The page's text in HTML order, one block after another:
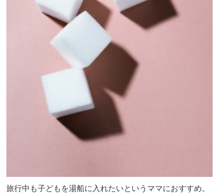
旅行中も子どもを湯船に入れたいというママにおすすめ。